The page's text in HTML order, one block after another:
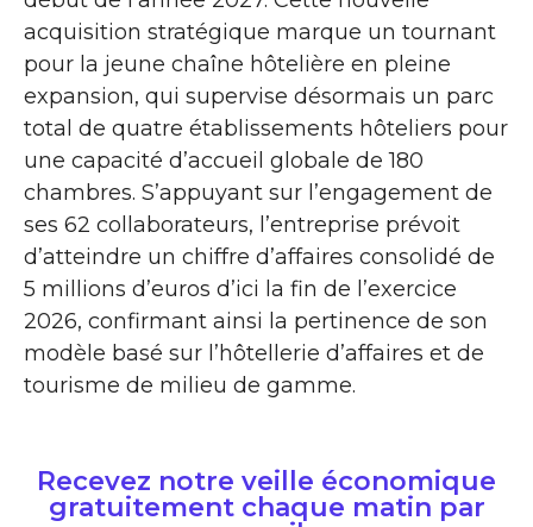
acquisition stratégique marque un tournant
pour la jeune chaîne hôtelière en pleine
expansion, qui supervise désormais un parc
total de quatre établissements hôteliers pour
une capacité d’accueil globale de 180
chambres. S’appuyant sur l’engagement de
ses 62 collaborateurs, l’entreprise prévoit
d’atteindre un chiffre d’affaires consolidé de
5 millions d’euros d’ici la fin de l’exercice
2026, confirmant ainsi la pertinence de son
modèle basé sur l’hôtellerie d’affaires et de
tourisme de milieu de gamme.
Recevez notre veille économique
gratuitement chaque matin par